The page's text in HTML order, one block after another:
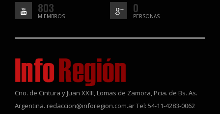
803
MIEMBROS
0
PERSONAS
Cno. de Cintura y Juan XXIII, Lomas de Zamora, Pcia. de Bs. As.
Argentina. redaccion@inforegion.com.ar Tel: 54-11-4283-0062